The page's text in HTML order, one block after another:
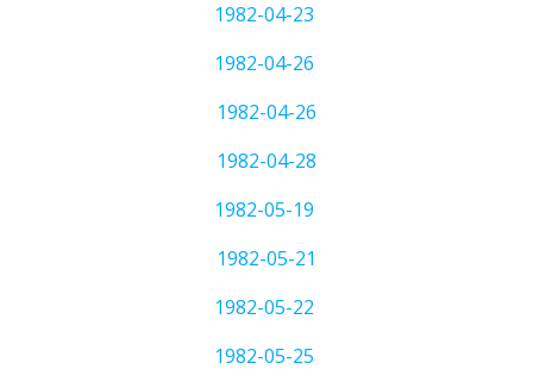
1982-04-23
1982-04-26
1982-04-26
1982-04-28
1982-05-19
1982-05-21
1982-05-22
1982-05-25